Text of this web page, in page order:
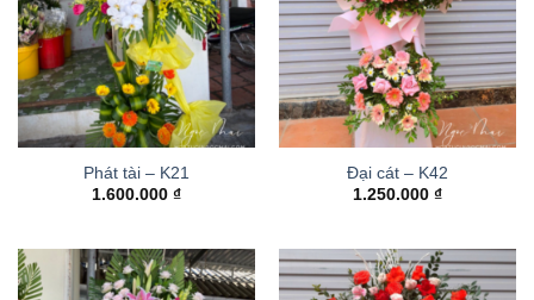
Phát tài – K21
1.600.000 ₫
Đại cát – K42
1.250.000 ₫